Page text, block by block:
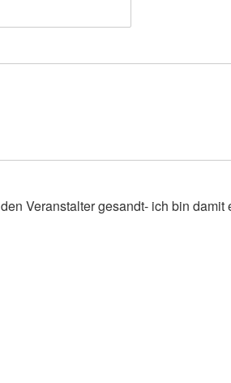
Veranstalter gesandt- ich bin damit